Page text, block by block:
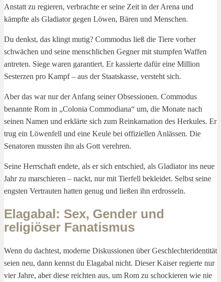
Anstatt zu regieren, verbrachte er seine Zeit in der Arena und
kämpfte als Gladiator gegen Löwen, Bären und Menschen.
Du denkst, das klingt mutig? Commodus ließ die Tiere vorher
schwächen und seine menschlichen Gegner mit stumpfen Waffen
antreten. Siege waren garantiert. Er kassierte dafür eine Million
Sesterzen pro Kampf – aus der Staatskasse, versteht sich.
Aber das war nur der Anfang seiner Obsessionen. Commodus
benannte Rom in „Colonia Commodiana“ um, die Monate nach
seinen Namen und erklärte sich zum Reinkarnation des Herkules. Er
trug ein Löwenfell und eine Keule bei offiziellen Anlässen. Die
Senatoren mussten ihn als Gott verehren.
Seine Herrschaft endete, als er sich entschied, als Gladiator ins neue
Jahr zu marschieren – nackt, nur mit Tierfell bekleidet. Selbst seine
engsten Vertrauten hatten genug und ließen ihn erdrosseln.
Elagabal: Sex, Gender und
religiöser Fanatismus
Wenn du dachtest, moderne Diskussionen über Geschlechteridentität
seien neu, dann kennst du Elagabal nicht. Dieser Kaiser regierte nur
vier Jahre, aber diese reichten aus, um Rom zu schockieren wie nie